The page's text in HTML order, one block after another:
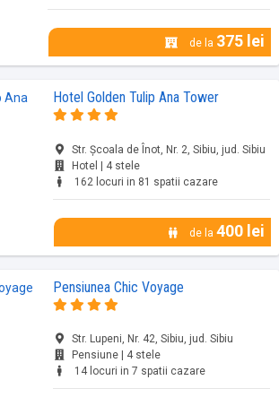
de la 375 lei
Hotel Golden Tulip Ana Tower
Str. Școala de Înot, Nr. 2, Sibiu, jud. Sibiu
Hotel | 4 stele
162 locuri in 81 spatii cazare
de la 400 lei
Pensiunea Chic Voyage
Str. Lupeni, Nr. 42, Sibiu, jud. Sibiu
Pensiune | 4 stele
14 locuri in 7 spatii cazare